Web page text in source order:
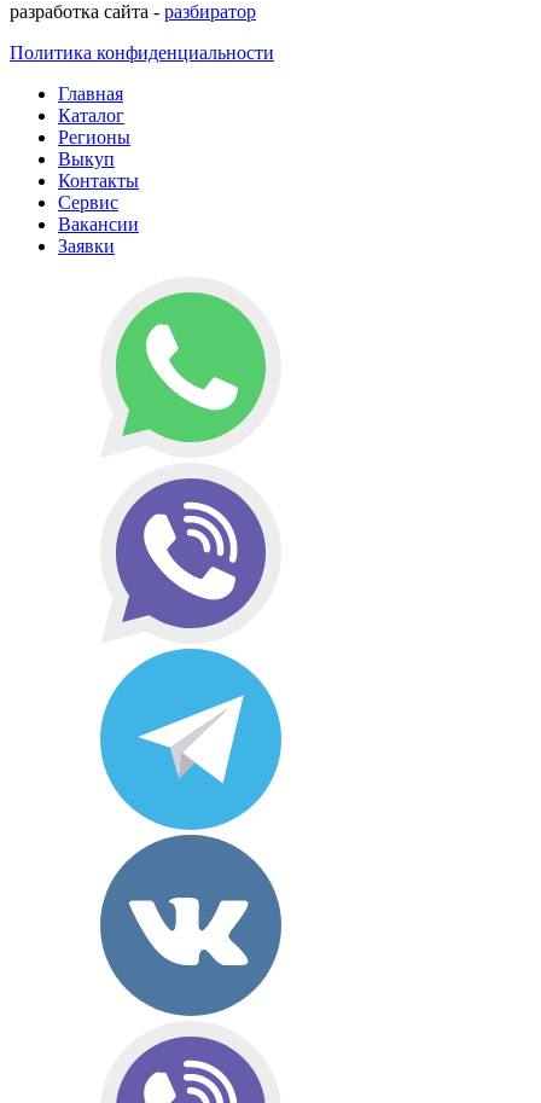
разработка сайта - разбиратор
Политика конфиденциальности
Главная
Каталог
Регионы
Выкуп
Контакты
Сервис
Вакансии
Заявки